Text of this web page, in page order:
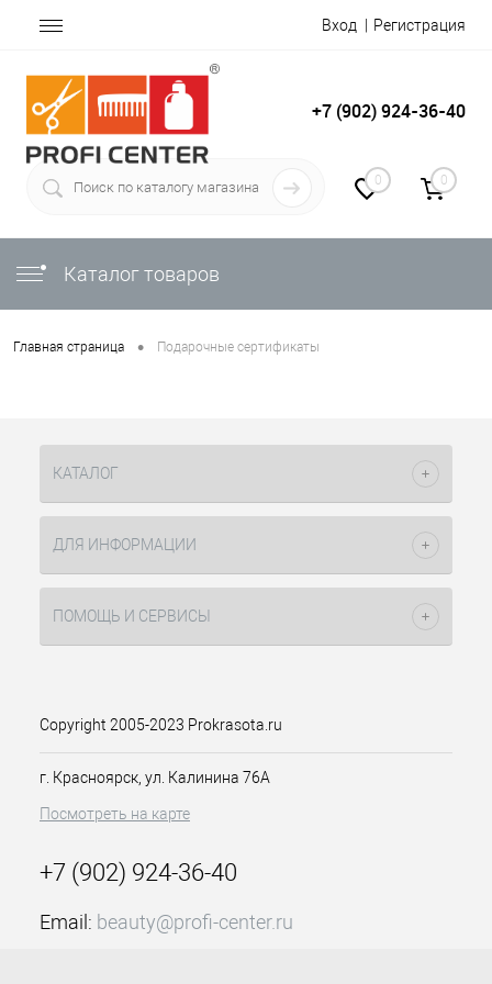
Вход Регистрация
+7 (902) 924-36-40
0 0
Каталог товаров
Главная страница • Подарочные сертификаты
КАТАЛОГ
ДЛЯ ИНФОРМАЦИИ
ПОМОЩЬ И СЕРВИСЫ
Copyright 2005-2023 Prokrasota.ru
г. Красноярск, ул. Калинина 76А
Посмотреть на карте
+7 (902) 924-36-40
Email: beauty@profi-center.ru